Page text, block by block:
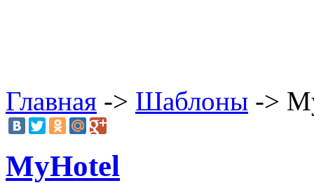
Главная -> Шаблоны ->
MyHotel